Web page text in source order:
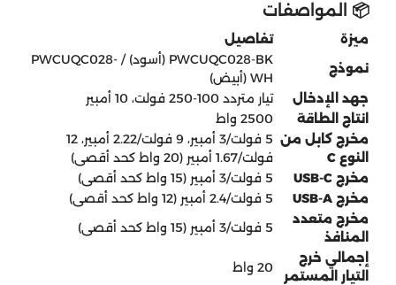
📦 المواصفات
ميزة
تفاصيل
نموذج
PWCUQC028-BK (أسود) / PWCUQC028-
WH (أبيض)
جهد الإدخال
تيار متردد 100-250 فولت، 10 أمبير
انتاج الطاقة
2500 واط
مخرج كابل من
النوع C
5 فولت/3 أمبير، 9 فولت/2.22 أمبير، 12
فولت/1.67 أمبير (20 واط كحد أقصى)
مخرج USB-C
5 فولت/3 أمبير (15 واط كحد أقصى)
مخرج USB-A
5 فولت/2.4 أمبير (12 واط كحد أقصى)
مخرج متعدد
المنافذ
5 فولت/3 أمبير (15 واط كحد أقصى)
إجمالي خرج
التيار المستمر
20 واط